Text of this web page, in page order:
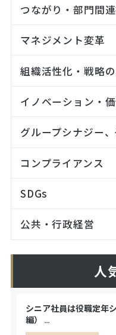
つながり・部門間
マネジメント変革
組織活性化・戦略
イノベーション・
グループシナジー
コンプライアンス
SDGs
公共・行政経営
人
シニア社員は役職定年
編）
…